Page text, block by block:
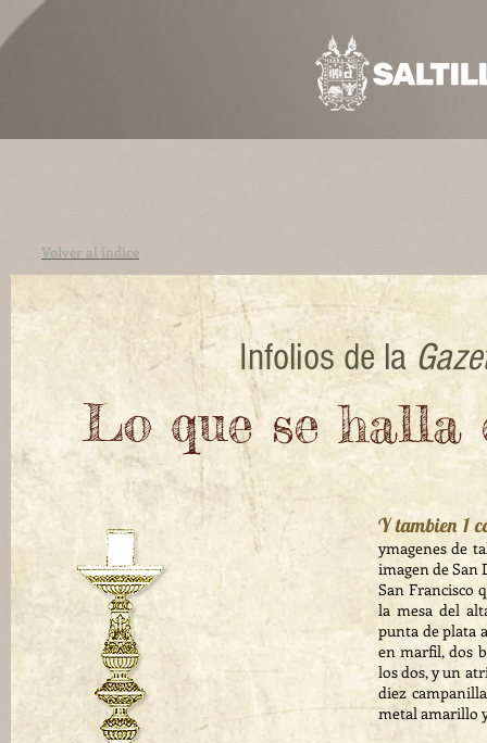
Y tambien 1
ymagenes de
imagen de San
San Francisco
la mesa del
punta de plata
en marfil, dos
los dos, y un
diez
metal amarillo
Volver al índice
Infolios de la
Lo que se halla